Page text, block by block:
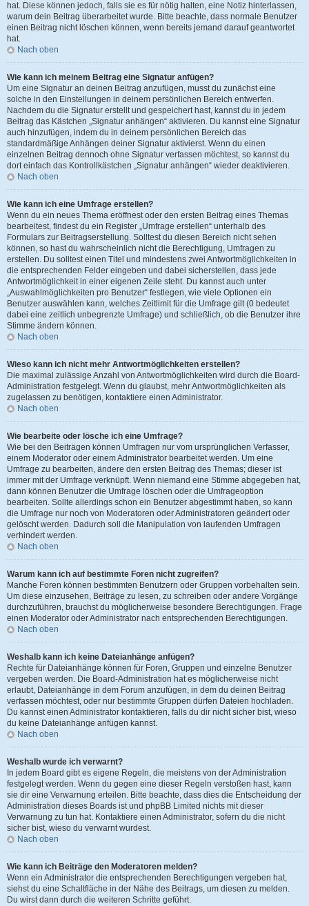
hat. Diese können jedoch, falls sie es für nötig halten, eine Notiz hinterlassen,
warum dein Beitrag überarbeitet wurde. Bitte beachte, dass normale Benutzer
einen Beitrag nicht löschen können, wenn bereits jemand darauf geantwortet
hat.
Nach oben
Wie kann ich meinem Beitrag eine Signatur anfügen?
Um eine Signatur an deinen Beitrag anzufügen, musst du zunächst eine
solche in den Einstellungen in deinem persönlichen Bereich entwerfen.
Nachdem du die Signatur erstellt und gespeichert hast, kannst du in jedem
Beitrag das Kästchen „Signatur anhängen“ aktivieren. Du kannst eine Signatur
auch hinzufügen, indem du in deinem persönlichen Bereich das
standardmäßige Anhängen deiner Signatur aktivierst. Wenn du einen
einzelnen Beitrag dennoch ohne Signatur verfassen möchtest, so kannst du
dort einfach das Kontrollkästchen „Signatur anhängen“ wieder deaktivieren.
Nach oben
Wie kann ich eine Umfrage erstellen?
Wenn du ein neues Thema eröffnest oder den ersten Beitrag eines Themas
bearbeitest, findest du ein Register „Umfrage erstellen“ unterhalb des
Formulars zur Beitragserstellung. Solltest du diesen Bereich nicht sehen
können, so hast du wahrscheinlich nicht die Berechtigung, Umfragen zu
erstellen. Du solltest einen Titel und mindestens zwei Antwortmöglichkeiten in
die entsprechenden Felder eingeben und dabei sicherstellen, dass jede
Antwortmöglichkeit in einer eigenen Zeile steht. Du kannst auch unter
„Auswahlmöglichkeiten pro Benutzer“ festlegen, wie viele Optionen ein
Benutzer auswählen kann, welches Zeitlimit für die Umfrage gilt (0 bedeutet
dabei eine zeitlich unbegrenzte Umfrage) und schließlich, ob die Benutzer ihre
Stimme ändern können.
Nach oben
Wieso kann ich nicht mehr Antwortmöglichkeiten erstellen?
Die maximal zulässige Anzahl von Antwortmöglichkeiten wird durch die Board-
Administration festgelegt. Wenn du glaubst, mehr Antwortmöglichkeiten als
zugelassen zu benötigen, kontaktiere einen Administrator.
Nach oben
Wie bearbeite oder lösche ich eine Umfrage?
Wie bei den Beiträgen können Umfragen nur vom ursprünglichen Verfasser,
einem Moderator oder einem Administrator bearbeitet werden. Um eine
Umfrage zu bearbeiten, ändere den ersten Beitrag des Themas; dieser ist
immer mit der Umfrage verknüpft. Wenn niemand eine Stimme abgegeben hat,
dann können Benutzer die Umfrage löschen oder die Umfrageoption
bearbeiten. Sollte allerdings schon ein Benutzer abgestimmt haben, so kann
die Umfrage nur noch von Moderatoren oder Administratoren geändert oder
gelöscht werden. Dadurch soll die Manipulation von laufenden Umfragen
verhindert werden.
Nach oben
Warum kann ich auf bestimmte Foren nicht zugreifen?
Manche Foren können bestimmten Benutzern oder Gruppen vorbehalten sein.
Um diese einzusehen, Beiträge zu lesen, zu schreiben oder andere Vorgänge
durchzuführen, brauchst du möglicherweise besondere Berechtigungen. Frage
einen Moderator oder Administrator nach entsprechenden Berechtigungen.
Nach oben
Weshalb kann ich keine Dateianhänge anfügen?
Rechte für Dateianhänge können für Foren, Gruppen und einzelne Benutzer
vergeben werden. Die Board-Administration hat es möglicherweise nicht
erlaubt, Dateianhänge in dem Forum anzufügen, in dem du deinen Beitrag
verfassen möchtest, oder nur bestimmte Gruppen dürfen Dateien hochladen.
Du kannst einen Administrator kontaktieren, falls du dir nicht sicher bist, wieso
du keine Dateianhänge anfügen kannst.
Nach oben
Weshalb wurde ich verwarnt?
In jedem Board gibt es eigene Regeln, die meistens von der Administration
festgelegt werden. Wenn du gegen eine dieser Regeln verstoßen hast, kann
sie dir eine Verwarnung erteilen. Bitte beachte, dass dies die Entscheidung der
Administration dieses Boards ist und phpBB Limited nichts mit dieser
Verwarnung zu tun hat. Kontaktiere einen Administrator, sofern du die nicht
sicher bist, wieso du verwarnt wurdest.
Nach oben
Wie kann ich Beiträge den Moderatoren melden?
Wenn ein Administrator die entsprechenden Berechtigungen vergeben hat,
siehst du eine Schaltfläche in der Nähe des Beitrags, um diesen zu melden.
Du wirst dann durch die weiteren Schritte geführt.